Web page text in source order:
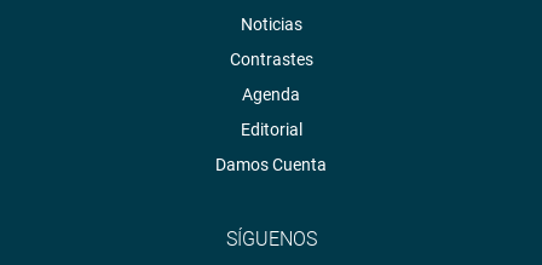
Noticias
Contrastes
Agenda
Editorial
Damos Cuenta
SÍGUENOS